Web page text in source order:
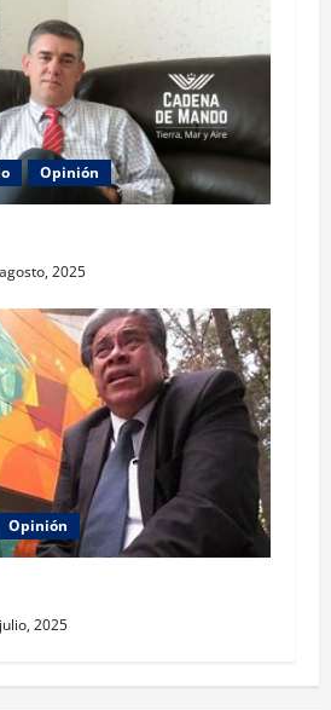
Opinión
2025
Opinión
2025